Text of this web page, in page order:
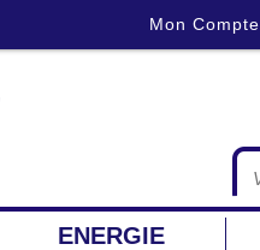
Mon Compte
ENERGIE